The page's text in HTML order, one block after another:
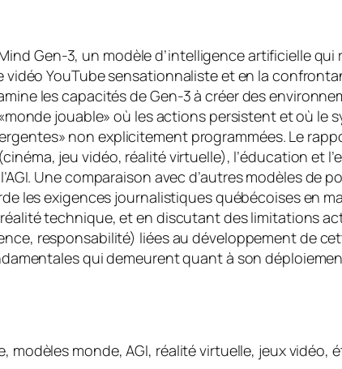
Gen-3, un modèle d’intelligence artificielle
vidéo YouTube sensationnaliste et en la
les capacités de Gen-3 à créer des
jouable» où les actions persistent et où
non explicitement programmées. Le
jeu vidéo, réalité virtuelle), l’éducation et
Une comparaison avec d’autres modèles de
les exigences journalistiques québécoises en
technique, et en discutant des limitations
responsabilité) liées au développement de
qui demeurent quant à son
monde, AGI, réalité virtuelle, jeux vidéo,